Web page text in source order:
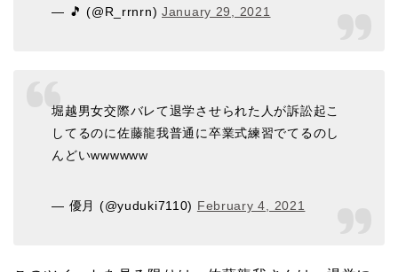
— 🎵 (@R_rrnrn) January 29, 2021
堀越男女交際バレて退学させられた人が訴訟起こ
してるのに佐藤龍我普通に卒業式練習でてるのし
んどいwwwwww
— 優月 (@yuduki7110) February 4, 2021